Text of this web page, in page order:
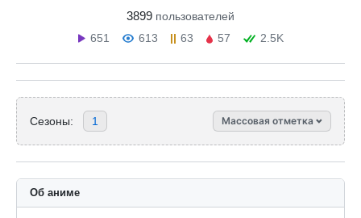
3899 пользователей
651
613 63 57 2.5K
Сезоны: 1 Массовая отметка
Об аниме